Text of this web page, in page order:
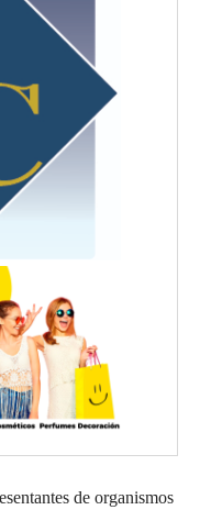
de organismos